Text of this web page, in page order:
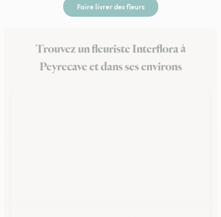
Faire livrer des fleurs
Trouvez un fleuriste Interflora à
Peyrecave et dans ses environs